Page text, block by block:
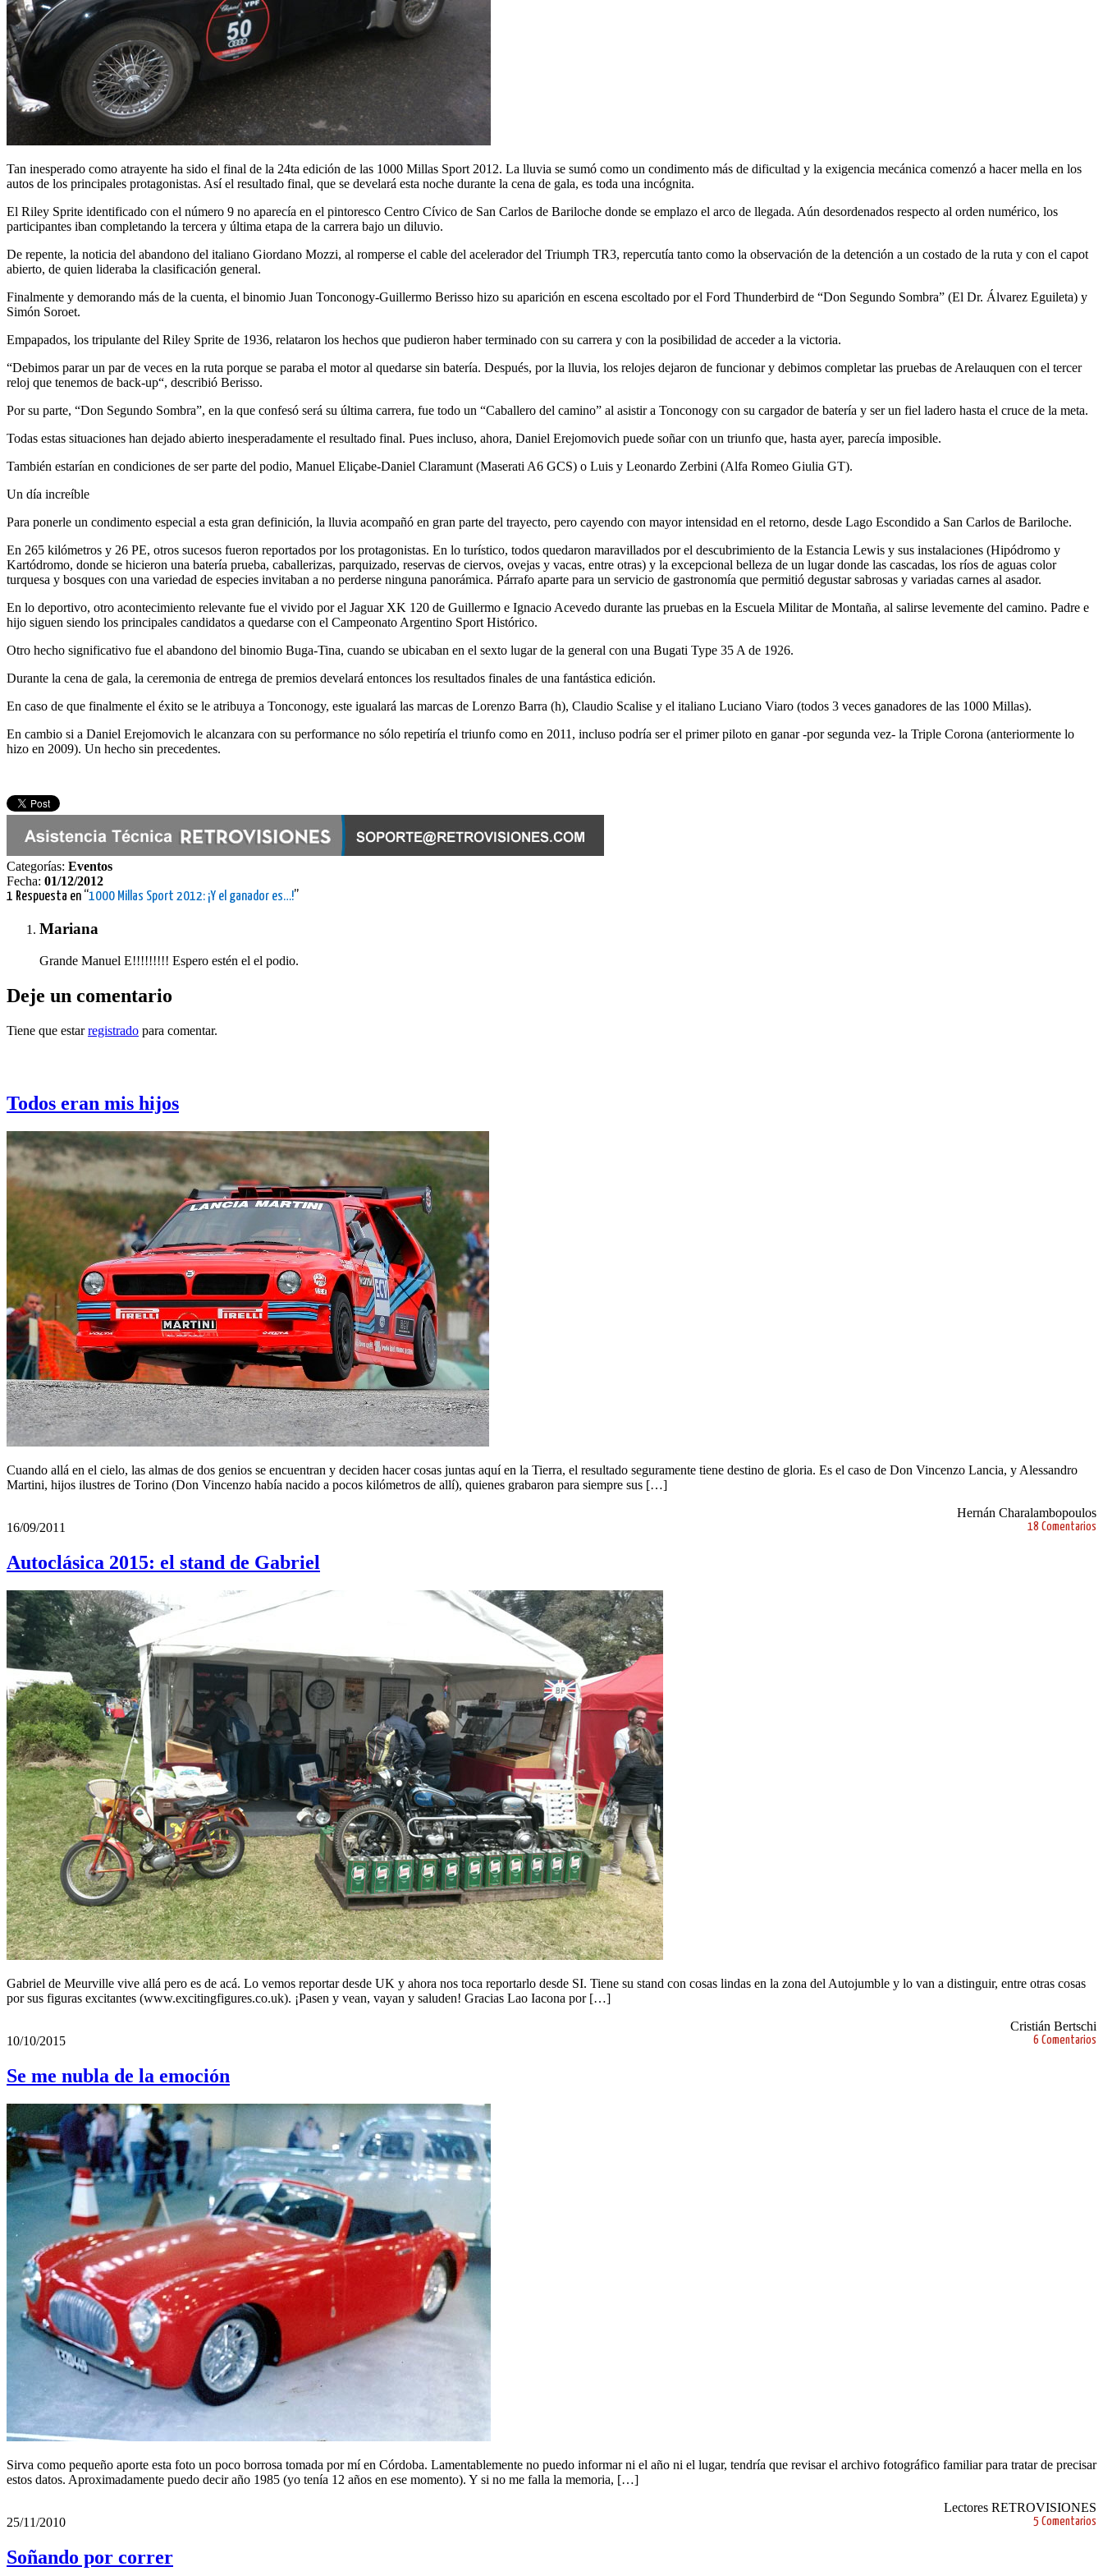
Tan inesperado como atrayente ha sido el final de la 24ta edición de las 1000 Millas Sport 2012. La lluvia se sumó como un condimento más de dificultad y la exigencia mecánica comenzó a hacer mella en los
autos de los principales protagonistas. Así el resultado final, que se develará esta noche durante la cena de gala, es toda una incógnita.
El Riley Sprite identificado con el número 9 no aparecía en el pintoresco Centro Cívico de San Carlos de Bariloche donde se emplazo el arco de llegada. Aún desordenados respecto al orden numérico, los
participantes iban completando la tercera y última etapa de la carrera bajo un diluvio.
De repente, la noticia del abandono del italiano Giordano Mozzi, al romperse el cable del acelerador del Triumph TR3, repercutía tanto como la observación de la detención a un costado de la ruta y con el capot
abierto, de quien lideraba la clasificación general.
Finalmente y demorando más de la cuenta, el binomio Juan Tonconogy-Guillermo Berisso hizo su aparición en escena escoltado por el Ford Thunderbird de “Don Segundo Sombra” (El Dr. Álvarez Eguileta) y
Simón Soroet.
Empapados, los tripulante del Riley Sprite de 1936, relataron los hechos que pudieron haber terminado con su carrera y con la posibilidad de acceder a la victoria.
“Debimos parar un par de veces en la ruta porque se paraba el motor al quedarse sin batería. Después, por la lluvia, los relojes dejaron de funcionar y debimos completar las pruebas de Arelauquen con el tercer
reloj que tenemos de back-up“, describió Berisso.
Por su parte, “Don Segundo Sombra”, en la que confesó será su última carrera, fue todo un “Caballero del camino” al asistir a Tonconogy con su cargador de batería y ser un fiel ladero hasta el cruce de la meta.
Todas estas situaciones han dejado abierto inesperadamente el resultado final. Pues incluso, ahora, Daniel Erejomovich puede soñar con un triunfo que, hasta ayer, parecía imposible.
También estarían en condiciones de ser parte del podio, Manuel Eliçabe-Daniel Claramunt (Maserati A6 GCS) o Luis y Leonardo Zerbini (Alfa Romeo Giulia GT).
Un día increíble
Para ponerle un condimento especial a esta gran definición, la lluvia acompañó en gran parte del trayecto, pero cayendo con mayor intensidad en el retorno, desde Lago Escondido a San Carlos de Bariloche.
En 265 kilómetros y 26 PE, otros sucesos fueron reportados por los protagonistas. En lo turístico, todos quedaron maravillados por el descubrimiento de la Estancia Lewis y sus instalaciones (Hipódromo y
Kartódromo, donde se hicieron una batería prueba, caballerizas, parquizado, reservas de ciervos, ovejas y vacas, entre otras) y la excepcional belleza de un lugar donde las cascadas, los ríos de aguas color
turquesa y bosques con una variedad de especies invitaban a no perderse ninguna panorámica. Párrafo aparte para un servicio de gastronomía que permitió degustar sabrosas y variadas carnes al asador.
En lo deportivo, otro acontecimiento relevante fue el vivido por el Jaguar XK 120 de Guillermo e Ignacio Acevedo durante las pruebas en la Escuela Militar de Montaña, al salirse levemente del camino. Padre e
hijo siguen siendo los principales candidatos a quedarse con el Campeonato Argentino Sport Histórico.
Otro hecho significativo fue el abandono del binomio Buga-Tina, cuando se ubicaban en el sexto lugar de la general con una Bugati Type 35 A de 1926.
Durante la cena de gala, la ceremonia de entrega de premios develará entonces los resultados finales de una fantástica edición.
En caso de que finalmente el éxito se le atribuya a Tonconogy, este igualará las marcas de Lorenzo Barra (h), Claudio Scalise y el italiano Luciano Viaro (todos 3 veces ganadores de las 1000 Millas).
En cambio si a Daniel Erejomovich le alcanzara con su performance no sólo repetiría el triunfo como en 2011, incluso podría ser el primer piloto en ganar -por segunda vez- la Triple Corona (anteriormente lo
hizo en 2009). Un hecho sin precedentes.
Categorías: Eventos
Fecha: 01/12/2012
1 Respuesta en “1000 Millas Sport 2012: ¡Y el ganador es…!”
Mariana
Grande Manuel E!!!!!!!!! Espero estén el el podio.
Deje un comentario
Tiene que estarregistrado para comentar.
Todos eran mis hijos
Cuando allá en el cielo, las almas de dos genios se encuentran y deciden hacer cosas juntas aquí en la Tierra, el resultado seguramente tiene destino de gloria. Es el caso de Don Vincenzo Lancia, y Alessandro
Martini, hijos ilustres de Torino (Don Vincenzo había nacido a pocos kilómetros de allí), quienes grabaron para siempre sus […]
Hernán Charalambopoulos
16/09/2011
18 Comentarios
Autoclásica 2015: el stand de Gabriel
Gabriel de Meurville vive allá pero es de acá. Lo vemos reportar desde UK y ahora nos toca reportarlo desde SI. Tiene su stand con cosas lindas en la zona del Autojumble y lo van a distinguir, entre otras cosas
por sus figuras excitantes (www.excitingfigures.co.uk). ¡Pasen y vean, vayan y saluden! Gracias Lao Iacona por […]
Cristián Bertschi
10/10/2015
6 Comentarios
Se me nubla de la emoción
Sirva como pequeño aporte esta foto un poco borrosa tomada por mí en Córdoba. Lamentablemente no puedo informar ni el año ni el lugar, tendría que revisar el archivo fotográfico familiar para tratar de precisar
estos datos. Aproximadamente puedo decir año 1985 (yo tenía 12 años en ese momento). Y si no me falla la memoria, […]
Lectores RETROVISIONES
25/11/2010
5 Comentarios
Soñando por correr